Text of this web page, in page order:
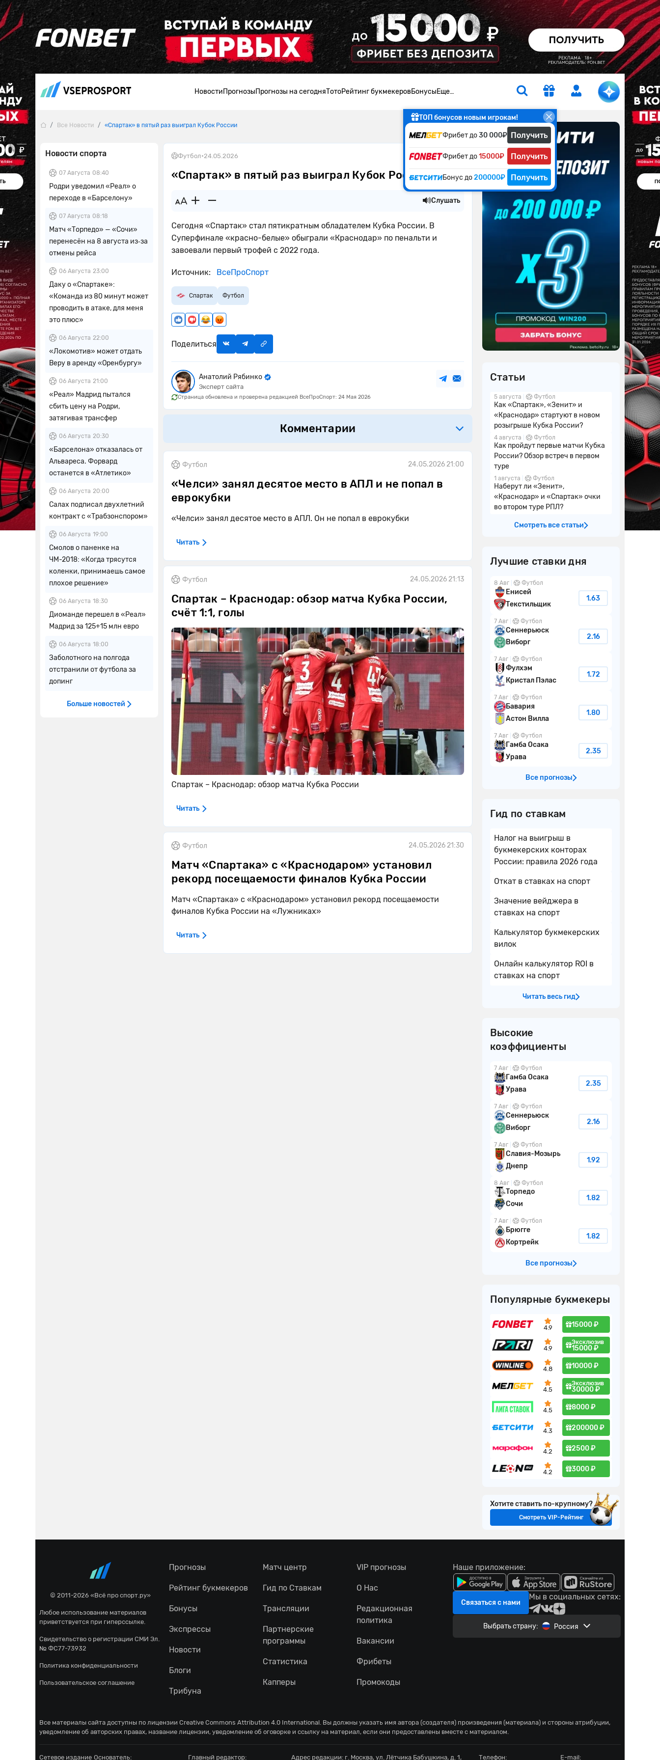
НовостиПрогнозыПрогнозы на сегодняТотоРейтинг букмекеровБонусыЕще…
ТОП бонусов новым игрокам!
Фрибет до30 000₽ Получить
Фрибет до15000₽ Получить
Бонус до200000₽ Получить
Все Новости «Спартак» в пятый раз выиграл Кубок России
Новости спорта
07 Августа 08:40
Родри уведомил «Реал» о
переходе в «Барселону»
07 Августа 08:18
Матч «Торпедо» — «Сочи»
перенесён на 8 августа из‑за
отмены рейса
06 Августа 23:00
Даку о «Спартаке»:
«Команда из 80 минут может
проводить в атаке, для меня
это плюс»
06 Августа 22:00
«Локомотив» может отдать
Веру в аренду «Оренбургу»
06 Августа 21:00
«Реал» Мадрид пытался
сбить цену на Родри,
затягивая трансфер
06 Августа 20:30
«Барселона» отказалась от
Альвареса. Форвард
останется в «Атлетико»
06 Августа 20:00
Салах подписал двухлетний
контракт с «Трабзонспором»
06 Августа 19:00
Смолов о паненке на
ЧМ-2018: «Когда трясутся
коленки, принимаешь самое
плохое решение»
06 Августа 18:30
Диоманде перешел в «Реал»
Мадрид за 125+15 млн евро
06 Августа 18:00
Заболотного на полгода
отстранили от футбола за
допинг
Больше новостей
Футбол•24.05.2026 2 мин.
«Спартак» в пятый раз выиграл Кубок России
Слушать
Сегодня «Спартак» стал пятикратным обладателем Кубка России. В
Суперфинале «красно-белые» обыграли «Краснодар» по пенальти и
завоевали первый трофей с 2022 года.
Источник: ВсеПроСпорт
Спартак Футбол
Поделиться
Анатолий Рябинко
Эксперт сайта
Страница обновлена и проверена редакцией ВсеПроСпорт: 24 Мая 2026
Комментарии
Футбол 24.05.2026 21:00
«Челси» занял десятое место в АПЛ и не попал в
еврокубки
«Челси» занял десятое место в АПЛ. Он не попал в еврокубки
Читать
Футбол 24.05.2026 21:13
Спартак – Краснодар: обзор матча Кубка России,
счёт 1:1, голы
Спартак – Краснодар: обзор матча Кубка России
Читать
Футбол 24.05.2026 21:30
Матч «Спартака» с «Краснодаром» установил
рекорд посещаемости финалов Кубка России
Матч «Спартака» с «Краснодаром» установил рекорд посещаемости
финалов Кубка России на «Лужниках»
Читать
Статьи
5 августа Футбол
Как «Спартак», «Зенит» и
«Краснодар» стартуют в новом
розыгрыше Кубка России?
4 августа Футбол
Как пройдут первые матчи Кубка
России? Обзор встреч в первом
туре
1 августа Футбол
Наберут ли «Зенит»,
«Краснодар» и «Спартак» очки
во втором туре РПЛ?
Смотреть все статьи
Лучшие ставки дня
8 Авг Футбол
Енисей
Текстильщик
1.63
7 Авг Футбол
Сеннерьюск
Виборг
2.16
7 Авг Футбол
Фулхэм
Кристал Пэлас
1.72
7 Авг Футбол
Бавария
Астон Вилла
1.80
7 Авг Футбол
Гамба Осака
Урава
2.35
Все прогнозы
Гид по ставкам
Налог на выигрыш в
букмекерских конторах
России: правила 2026 года
Откат в ставках на спорт
Значение вейджера в
ставках на спорт
Калькулятор букмекерских
вилок
Онлайн калькулятор ROI в
ставках на спорт
Читать весь гид
Высокие
коэффициенты
7 Авг Футбол
Гамба Осака
Урава
2.35
7 Авг Футбол
Сеннерьюск
Виборг
2.16
7 Авг Футбол
Славия-Мозырь
Днепр
1.92
8 Авг Футбол
Торпедо
Сочи
1.82
7 Авг Футбол
Брюгге
Кортрейк
1.82
Все прогнозы
Популярные букмекеры
4.9 15000 ₽
4.9
Эксклюзив
15000 ₽
4.8 10000 ₽
4.5
Эксклюзив
30000 ₽
4.5 8000 ₽
4.3 200000 ₽
4.2 2500 ₽
4.2 3000 ₽
Хотите ставить по-крупному?
Смотреть VIP-Рейтинг
© 2011-2026 «Всё про спорт.ру»
Любое использование материалов
приветствуется при гиперссылке.
Свидетельство о регистрации СМИ Эл.
№ ФС77-73932
Политика конфиденциальности
Пользовательское соглашение
Прогнозы
Рейтинг букмекеров
Бонусы
Экспрессы
Новости
Блоги
Трибуна
Матч центр
Гид по Ставкам
Трансляции
Партнерские
программы
Статистика
Капперы
VIP прогнозы
О Нас
Редакционная
политика
Вакансии
Фрибеты
Промокоды
Наше приложение:
Связаться с нами
Мы в социальных сетях:
Выбрать страну: Россия
Все материалы сайта доступны по лицензии Creative Commons Attribution 4.0 International . Вы должны указать имя автора (создателя) произведения (материала) и стороны атрибуции,
уведомление об авторских правах, название лицензии, уведомление об оговорке и ссылку на материал, если они предоставлены вместе с материалом.
Сетевое издание Основатель: Главный редактор: Адрес редакции: г. Москва, ул. Лётчика Бабушкина, д. 1, Телефон: E-mail: